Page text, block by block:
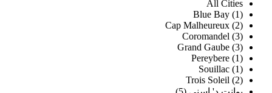
All Cities
Blue Bay (1)
Cap Malheureux (2)
Coromandel (3)
Grand Gaube (3)
Pereybere (1)
Souillac (1)
Trois Soleil (2)